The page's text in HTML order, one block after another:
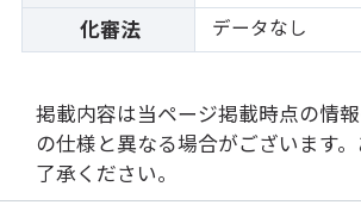
化審法 データなし
掲載内容は当ページ掲載時点の情
の仕様と異なる場合がございます
了承ください。